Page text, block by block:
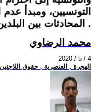
التونسيين، ومبدأ
المحادثات بين البلدين .
محمد الرضاوي
2020 / 5 / 4
الهجرة , العنصرية , حقوق